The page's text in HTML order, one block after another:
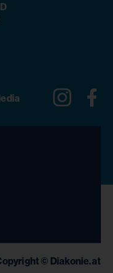
© Diakonie.at